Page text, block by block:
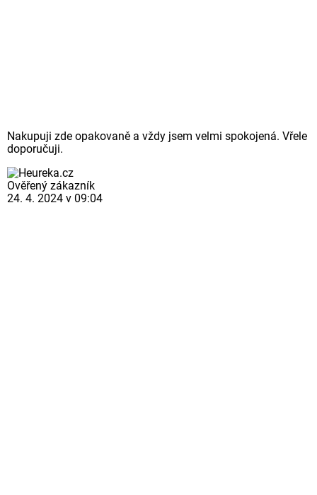
Nakupuji zde opakovaně a vždy jsem velmi spokojená. Vřele
doporučuji.
Ověřený zákazník
24. 4. 2024 v 09:04